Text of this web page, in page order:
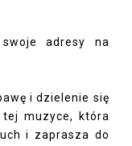
adresy na
i dzielenie się
tej muzyce, która
i zaprasza do